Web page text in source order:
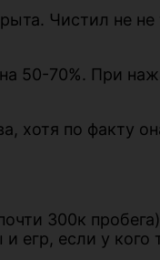
Чистил не не
50-70%. При
хотя по факту
300к
егр, если у кого